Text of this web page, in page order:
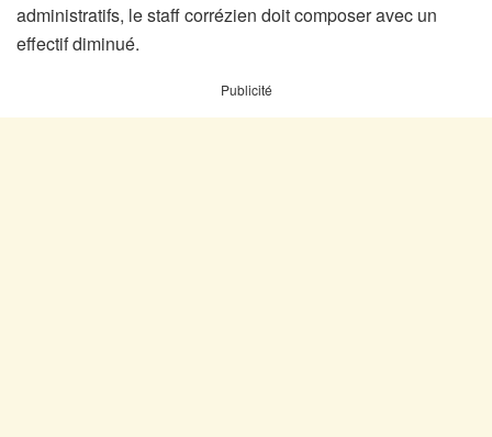
administratifs, le staff corrézien doit composer avec un
effectif diminué.
Publicité